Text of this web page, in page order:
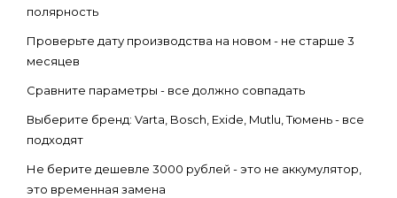
полярность
Проверьте дату производства на новом - не старше 3
месяцев
Сравните параметры - все должно совпадать
Выберите бренд: Varta, Bosch, Exide, Mutlu, Тюмень - все
подходят
Не берите дешевле 3000 рублей - это не аккумулятор,
это временная замена